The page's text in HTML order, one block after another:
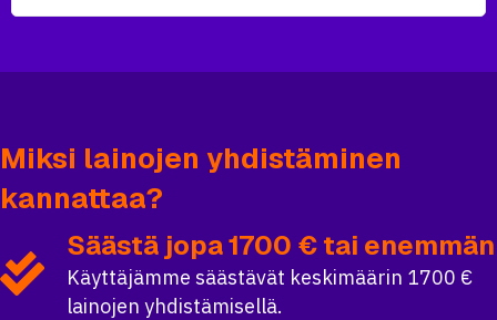
Miksi lainojen yhdistäminen
kannattaa?
Säästä jopa 1700 € tai enemmän
Käyttäjämme säästävät keskimäärin 1700 €
lainojen yhdistämisellä.